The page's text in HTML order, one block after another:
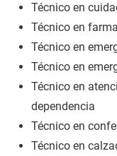
Técnico en
Técnico en
Técnico en
Técnico en
Técnico en
dependencia
Técnico en
Técnico en